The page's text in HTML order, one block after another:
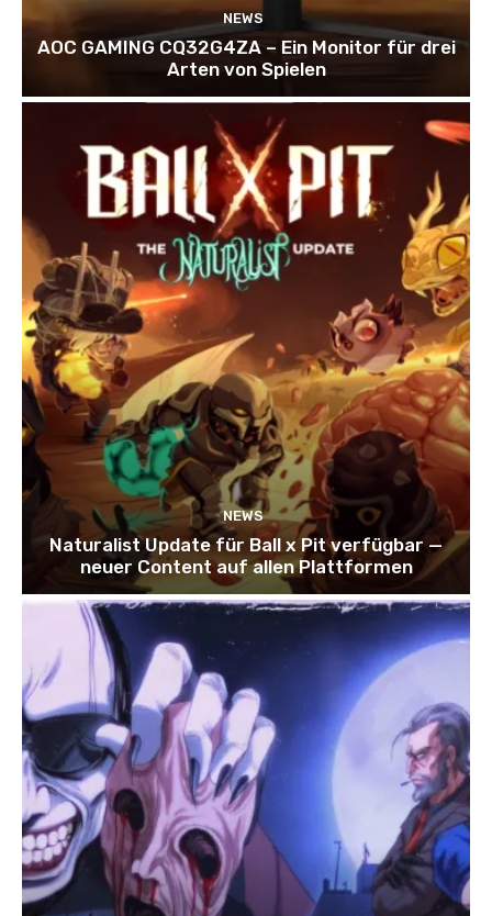
NEWS
AOC GAMING CQ32G4ZA – Ein Monitor für drei
Arten von Spielen
NEWS
Naturalist Update für Ball x Pit verfügbar —
neuer Content auf allen Plattformen